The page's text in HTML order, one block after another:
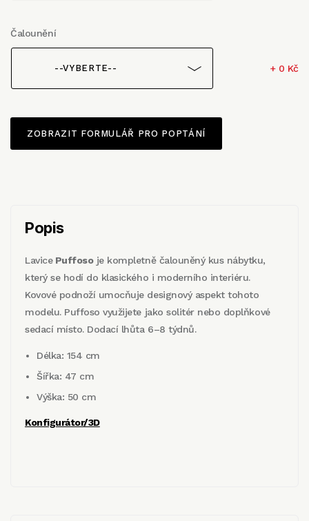
Čalounění
--VYBERTE-- + 0 Kč
ZOBRAZIT FORMULÁŘ PRO POPTÁNÍ
Popis
LavicePuffosoje kompletně čalouněný kus nábytku,
který se hodí do klasického i moderního interiéru.
Kovové podnoží umocňuje designový aspekt tohoto
modelu. Puffoso využijete jako solitér nebo doplňkové
sedací místo. Dodací lhůta 6–8 týdnů.
Délka: 154 cm
Šířka: 47 cm
Výška: 50 cm
Konfigurátor/3D